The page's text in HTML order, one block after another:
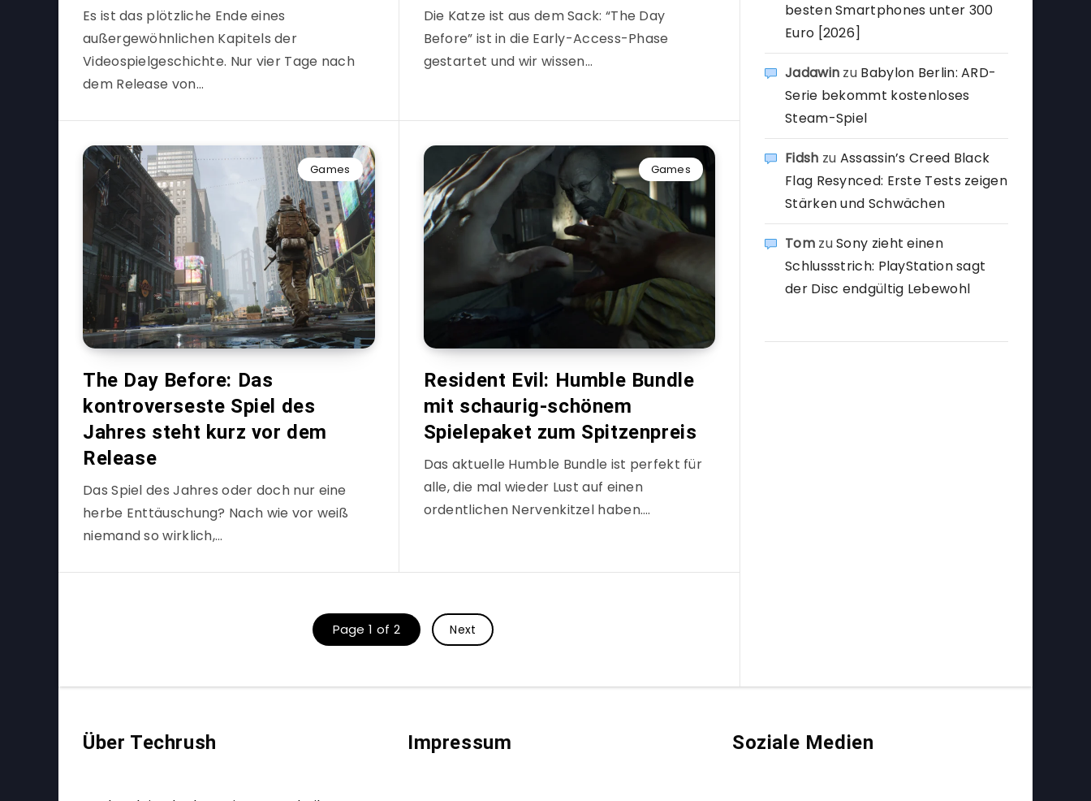
Es ist das plötzliche Ende eines
außergewöhnlichen Kapitels der
Videospielgeschichte. Nur vier Tage nach
dem Release von…
Die Katze ist aus dem Sack: “The Day
Before” ist in die Early-Access-Phase
gestartet und wir wissen…
Games
The Day Before: Das
kontroverseste Spiel des
Jahres steht kurz vor dem
Release
Das Spiel des Jahres oder doch nur eine
herbe Enttäuschung? Nach wie vor weiß
niemand so wirklich,…
Games
Resident Evil: Humble Bundle
mit schaurig-schönem
Spielepaket zum Spitzenpreis
Das aktuelle Humble Bundle ist perfekt für
alle, die mal wieder Lust auf einen
ordentlichen Nervenkitzel haben….
Page 1 of 2 Next
besten Smartphones unter 300
Euro [2026]
Jadawin zu Babylon Berlin: ARD-
Serie bekommt kostenloses
Steam-Spiel
Fidsh zu Assassin’s Creed Black
Flag Resynced: Erste Tests zeigen
Stärken und Schwächen
TomzuSony zieht einen
Schlussstrich: PlayStation sagt
der Disc endgültig Lebewohl
Über Techrush Impressum Soziale Medien